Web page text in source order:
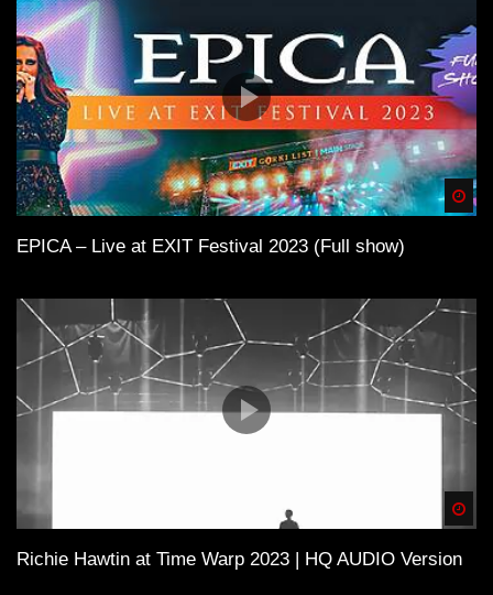
EPICA – Live at EXIT Festival 2023 (Full show)
Richie Hawtin at Time Warp 2023 | HQ AUDIO Version